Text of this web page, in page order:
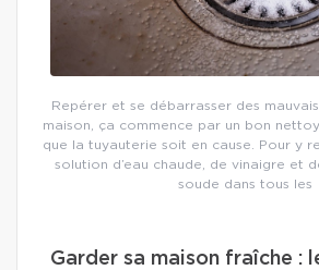
Repérer et se débarrasser des
maison, ça commence par un bon
que la tuyauterie soit en cause. Pour y
solution d’eau chaude, de vinaigre et
soude dans tous les
Garder sa maison fraîche :